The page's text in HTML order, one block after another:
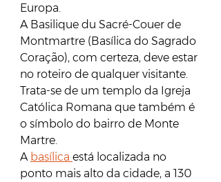
Europa.
A Basilique du Sacré-Couer de
Montmartre (Basílica do Sagrado
Coração), com certeza, deve estar
no roteiro de qualquer visitante.
Trata-se de um templo da Igreja
Católica Romana que também é
o símbolo do bairro de Monte
Martre.
A basílica está localizada no
ponto mais alto da cidade, a 130